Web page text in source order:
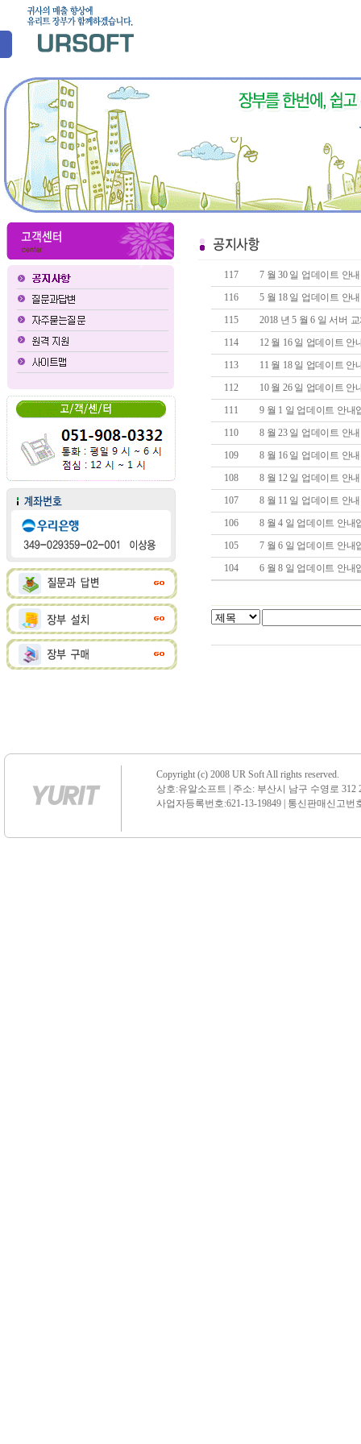
117
7 월 30 일 업데이트 안
116
5 월 18 일 업데이트 안
115
2018 년 5 월 6 일 서버
114
12 월 16 일 업데이트 안
113
11 월 18 일 업데이트 안
112
10 월 26 일 업데이트 안
111
9 월 1 일 업데이트 안내
110
8 월 23 일 업데이트 안
109
8 월 16 일 업데이트 안
108
8 월 12 일 업데이트 안
107
8 월 11 일 업데이트 안
106
8 월 4 일 업데이트 안내
105
7 월 6 일 업데이트 안내
104
6 월 8 일 업데이트 안내
Copyright (c) 2008 UR Soft All rights reserved.
상호:유알소프트 | 주소: 부산시 남구 수영로 312
사업자등록번호:621-13-19849 | 통신판매신고번